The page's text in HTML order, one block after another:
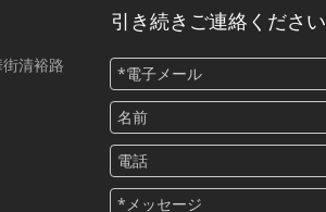
清裕路
引き続きご連絡ください